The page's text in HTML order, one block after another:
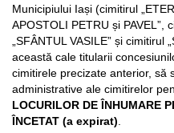
Municipiului Iași (cimitirul
APOSTOLI PETRU și PAVEL”,
„SFÂNTUL VASILE” și cimitirul
această cale titularii
cimitirele precizate anterior, să
administrative ale cimitirelor
LOCURILOR DE ÎNHUMARE
ÎNCETAT (a expirat)